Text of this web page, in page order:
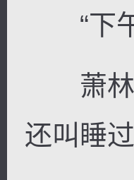
“下午
萧林
还叫睡过